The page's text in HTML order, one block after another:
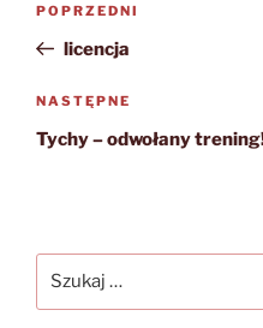
Poprzedni
wpis
POPRZEDNI
licencja
Następny
wpis
NASTĘPNE
Tychy – odwołany